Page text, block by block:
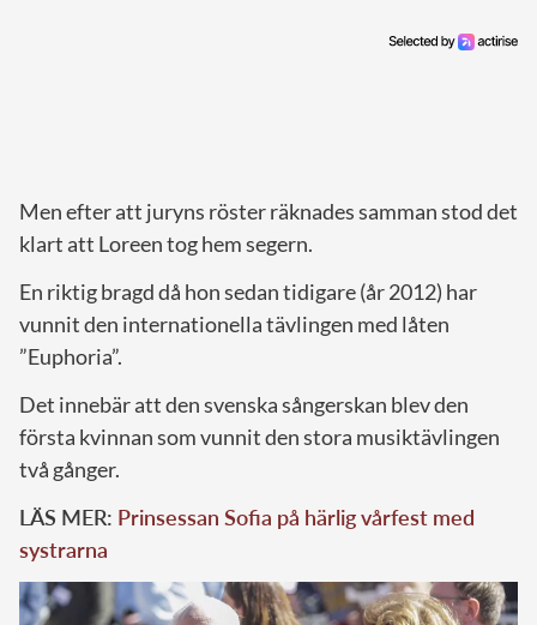
Men efter att juryns röster räknades samman stod det
klart att Loreen tog hem segern.
En riktig bragd då hon sedan tidigare (år 2012) har
vunnit den internationella tävlingen med låten
”Euphoria”.
Det innebär att den svenska sångerskan blev den
första kvinnan som vunnit den stora musiktävlingen
två gånger.
LÄS MER: Prinsessan Sofia på härlig vårfest med
systrarna